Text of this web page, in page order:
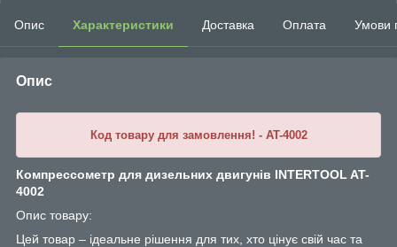
Опис Характеристики Доставка Оплата Умови
Опис
Код товару для замовлення! - AT-4002
Компрессометр для дизельних двигунів INTERTOOL AT-
4002
Опис товару:
Цей товар – ідеальне рішення для тих, хто цінує свій час та